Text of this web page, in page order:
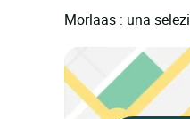
Morlaas : una